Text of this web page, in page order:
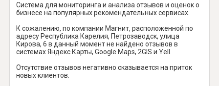
Система для мониторинга и анализа отзывов и оценок о
бизнесе на популярных рекомендательных сервисах.
К сожалению, по компании Магнит, расположенной по
адресу Республика Карелия, Петрозаводск, улица
Кирова, 6 в данный момент не найдено отзывов в
системах Яндекс.Карты, Google Maps, 2GIS и Yell.
Отсутствие отзывов негативно сказывается на приток
новых клиентов.